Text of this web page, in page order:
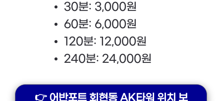
30분: 3,000원
60분: 6,000원
120분: 12,000원
240분: 24,000원
👉 어반포트 회현동 AK타워 위치 보